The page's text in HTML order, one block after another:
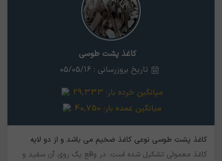
کاغذ پشت طوسی
تاریخ بروزرسانی : 05/05/16
میانگین خرده بار: 29,333
میانگین عمده بار: 40,750
کاغذ پشت طوسی نوعی کاغذ ضخیم می باشد و از دو لایه
کاغذ معمولی تشکیل شده است. در واقع یک روی آن سفید و